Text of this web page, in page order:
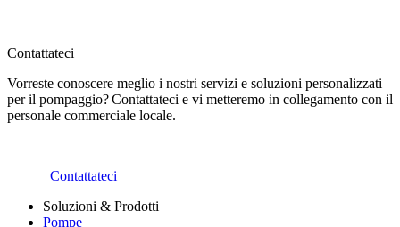
Contattateci
Vorreste conoscere meglio i nostri servizi e soluzioni personalizzati
per il pompaggio? Contattateci e vi metteremo in collegamento con il
personale commerciale locale.
Contattateci
Soluzioni & Prodotti
Pompe